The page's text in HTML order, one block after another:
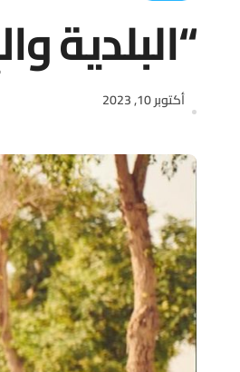
“البلدية
أكتوبر 10, 2023